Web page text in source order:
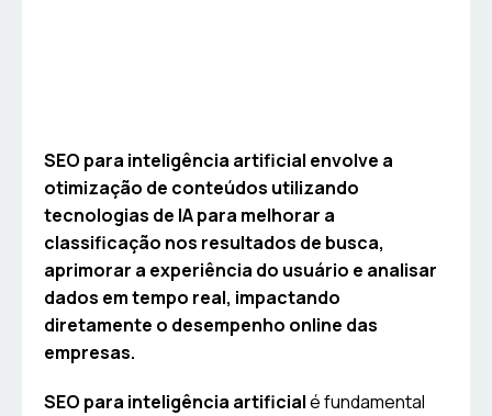
SEO para inteligência artificial envolve a
otimização de conteúdos utilizando
tecnologias de IA para melhorar a
classificação nos resultados de busca,
aprimorar a experiência do usuário e analisar
dados em tempo real, impactando
diretamente o desempenho online das
empresas.
SEO para inteligência artificialé fundamental